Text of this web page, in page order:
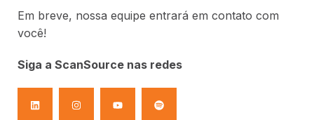
Em breve, nossa equipe entrará em contato com
você!
Siga a ScanSource nas redes